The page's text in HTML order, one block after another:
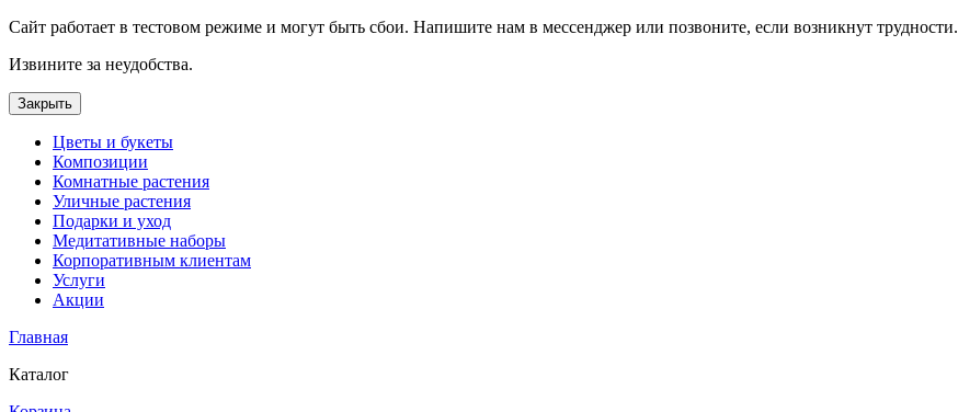
Сайт работает в тестовом режиме и могут быть сбои. Напишите нам в мессенджер или позвоните, если возникнут трудности.
Извините за неудобства.
Закрыть
Цветы и букеты
Композиции
Комнатные растения
Уличные растения
Подарки и уход
Медитативные наборы
Корпоративным клиентам
Услуги
Акции
Главная
Каталог